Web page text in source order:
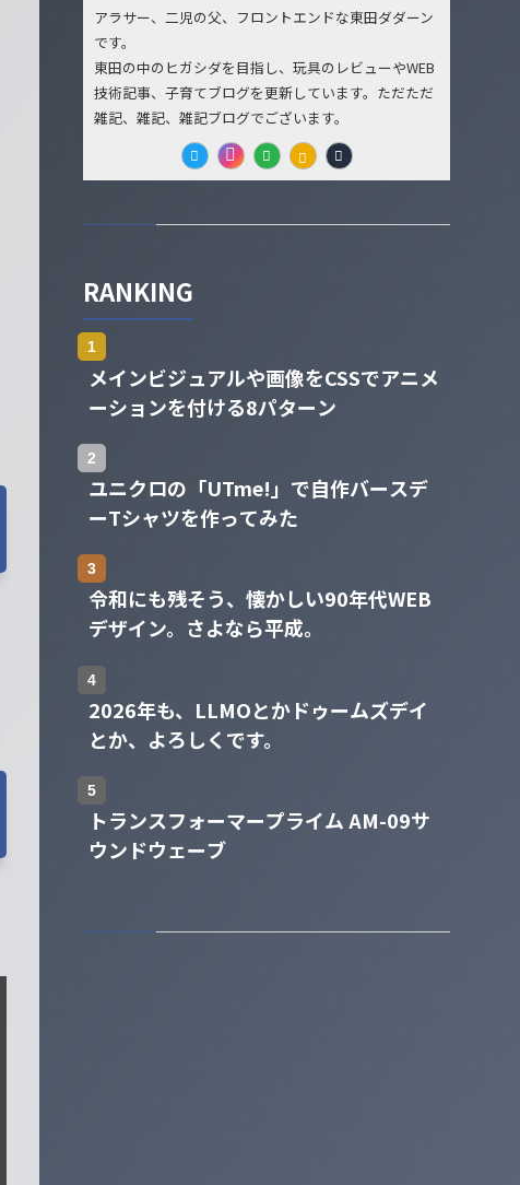
アラサー、二児の父、フロントエンドな東田ダダーン
です。
東田の中のヒガシダを目指し、玩具のレビューやWEB
技術記事、子育てブログを更新しています。ただただ
雑記、雑記、雑記ブログでございます。
RANKING
メインビジュアルや画像をCSSでアニメ
ーションを付ける8パターン
ユニクロの「UTme!」で自作バースデ
ーTシャツを作ってみた
令和にも残そう、懐かしい90年代WEB
デザイン。さよなら平成。
2026年も、LLMOとかドゥームズデイ
とか、よろしくです。
トランスフォーマープライム AM-09サ
ウンドウェーブ